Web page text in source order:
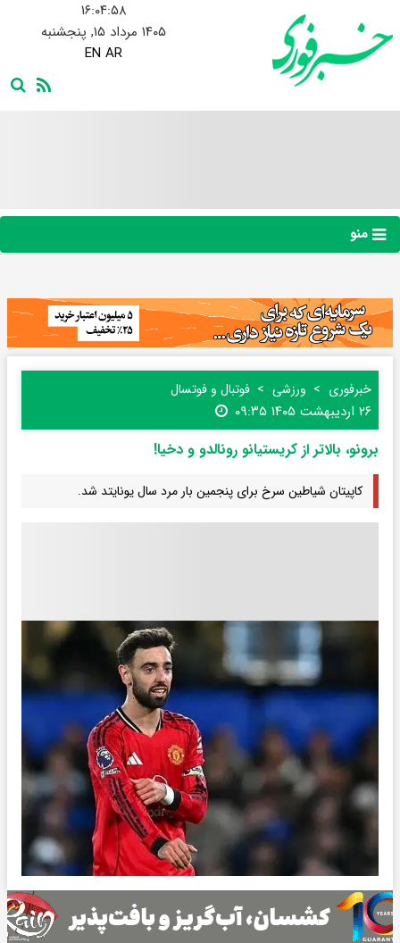
۱۶:۰۴:۵۹
۱۴۰۵ مرداد ۱۵, پنجشنبه
EN AR
منو
خبرفوری ورزشی فوتبال و فوتسال
۲۶ اردیبهشت ۱۴۰۵ ۰۹:۳۵
برونو، بالاتر از کریستیانو رونالدو و دخیا!
کاپیتان شیاطین سرخ برای پنجمین بار مرد سال یونایتد شد.